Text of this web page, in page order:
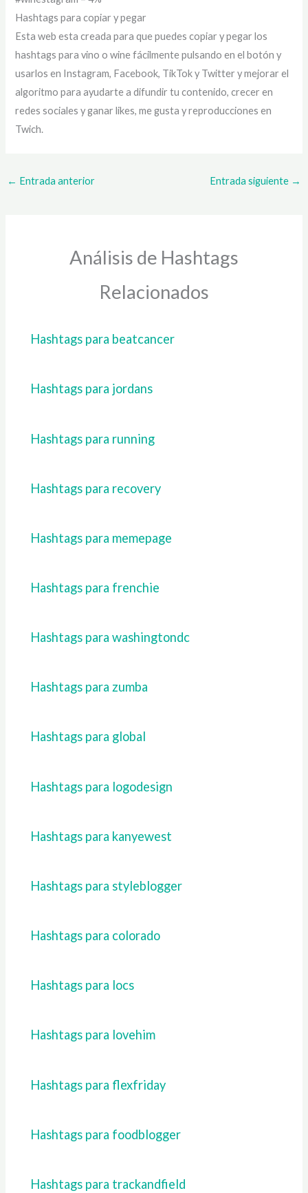
Hashtags para copiar y pegar
Esta web esta creada para que puedes copiar y pegar los
hashtags para vino o wine fácilmente pulsando en el botón y
usarlos en Instagram, Facebook, TikTok y Twitter y mejorar el
algoritmo para ayudarte a difundir tu contenido, crecer en
redes sociales y ganar likes, me gusta y reproducciones en
Twich.
← Entrada anterior Entrada siguiente →
Análisis de Hashtags
Relacionados
Hashtags para beatcancer
Hashtags para jordans
Hashtags para running
Hashtags para recovery
Hashtags para memepage
Hashtags para frenchie
Hashtags para washingtondc
Hashtags para zumba
Hashtags para global
Hashtags para logodesign
Hashtags para kanyewest
Hashtags para styleblogger
Hashtags para colorado
Hashtags para locs
Hashtags para lovehim
Hashtags para flexfriday
Hashtags para foodblogger
Hashtags para trackandfield